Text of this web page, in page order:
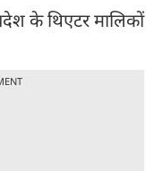
के थिएटर